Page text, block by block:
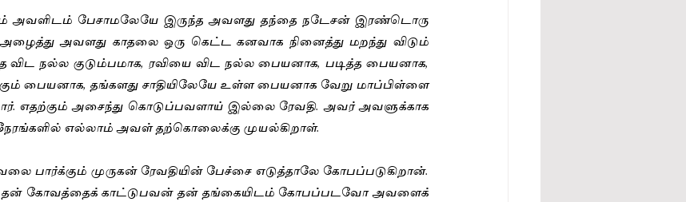
அவளிடம் பேசாமலேயே இருந்த அவளது தந்தை நடேசன் இரண்டொரு
அழைத்து அவளது காதலை ஒரு கெட்ட கனவாக நினைத்து மறந்து விடும்
விட நல்ல குடும்பமாக, ரவியை விட நல்ல பையனாக, படித்த பையனாக,
பையனாக, தங்களது சாதியிலேயே உள்ள பையனாக வேறு மாப்பிள்ளை
எதற்கும் அசைந்து கொடுப்பவளாய் இல்லை ரேவதி. அவர் அவளுக்காக
எல்லாம் அவள் தற்கொலைக்கு முயல்கிறாள்.
பார்க்கும் முருகன் ரேவதியின் பேச்சை எடுத்தாலே கோபப்படுகிறான்.
தன் கோவத்தைக் காட்டுபவன் தன் தங்கையிடம் கோபப்படவோ அவளைக்